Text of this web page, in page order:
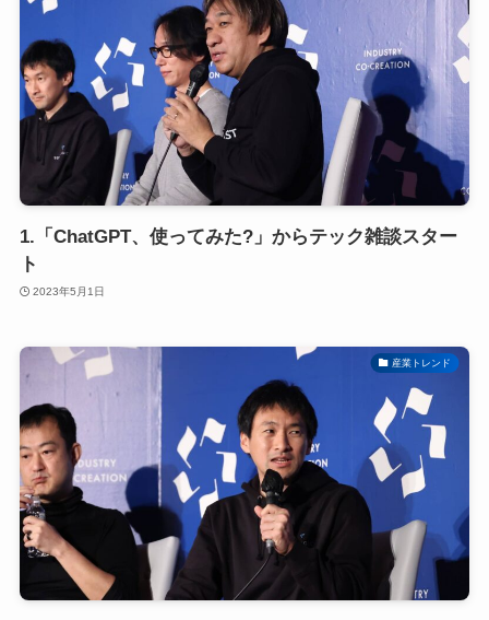
1.「ChatGPT、使ってみた?」からテック雑談スター
ト
2023年5月1日
産業トレンド